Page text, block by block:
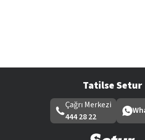
Tatilse Setur
Çağrı Merkezi
444 28 22